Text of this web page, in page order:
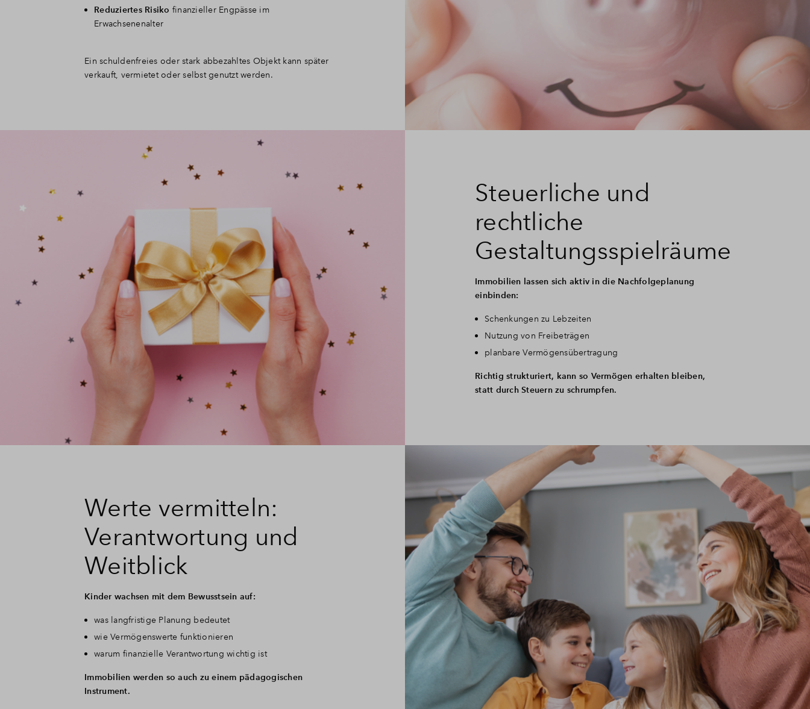
Reduziertes Risiko finanzieller Engpässe im
Erwachsenenalter
Ein schuldenfreies oder stark abbezahltes Objekt kann später
verkauft, vermietet oder selbst genutzt werden.
Steuerliche und
rechtliche
Gestaltungsspielräume
Immobilien lassen sich aktiv in die Nachfolgeplanung
einbinden:
Schenkungen zu Lebzeiten
Nutzung von Freibeträgen
planbare Vermögensübertragung
Richtig strukturiert, kann so Vermögen erhalten bleiben,
statt durch Steuern zu schrumpfen.
Werte vermitteln:
Verantwortung und
Weitblick
Kinder wachsen mit dem Bewusstsein auf:
was langfristige Planung bedeutet
wie Vermögenswerte funktionieren
warum finanzielle Verantwortung wichtig ist
Immobilien werden so auch zu einem pädagogischen
Instrument.